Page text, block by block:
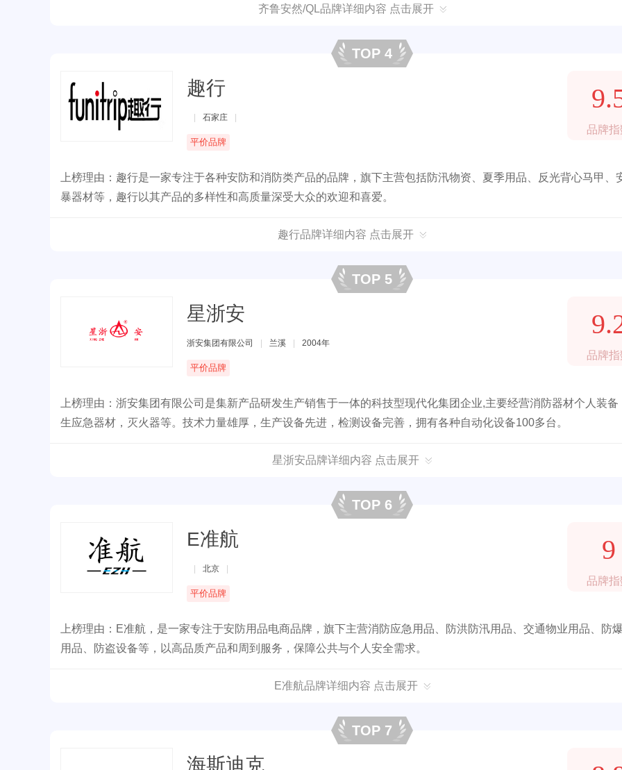
齐鲁安然/QL品牌详细内容 点击展开
TOP 4
趣行
石家庄
平价品牌
品牌指
上榜理由：趣行是一家专注于各种安防和消防类产品的品牌，旗下主营包括防汛物资、夏季用品、反光背心马甲、
暴器材等，趣行以其产品的多样性和高质量深受大众的欢迎和喜爱。
趣行品牌详细内容 点击展开
TOP 5
星浙安
浙安集团有限公司 兰溪 2004年
平价品牌
品牌指
上榜理由：浙安集团有限公司是集新产品研发生产销售于一体的科技型现代化集团企业,主要经营消防器材个人装备
生应急器材，灭火器等。技术力量雄厚，生产设备先进，检测设备完善，拥有各种自动化设备100多台。
星浙安品牌详细内容 点击展开
TOP 6
E准航
北京
平价品牌
9
品牌指
上榜理由：E准航，是一家专注于安防用品电商品牌，旗下主营消防应急用品、防洪防汛用品、交通物业用品、防
用品、防盗设备等，以高品质产品和周到服务，保障公共与个人安全需求。
E准航品牌详细内容 点击展开
TOP 7
海斯迪克